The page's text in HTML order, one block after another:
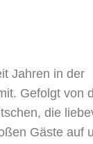
Jahren in der
Gefolgt von
die
Gäste auf